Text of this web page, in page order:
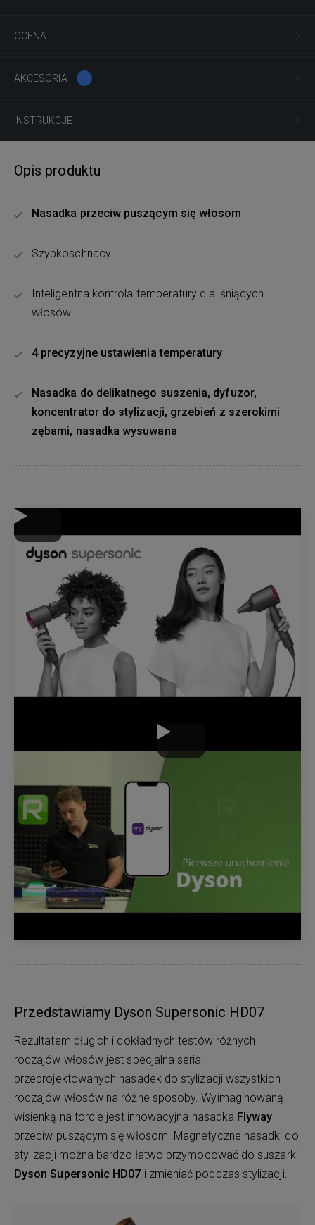
OCENA
AKCESORIA 1
INSTRUKCJE
Opis produktu
Nasadka przeciw puszącym się włosom
Szybkoschnacy
Inteligentna kontrola temperatury dla lśniących
włosów
4 precyzyjne ustawienia temperatury
Nasadka do delikatnego suszenia, dyfuzor,
koncentrator do stylizacji, grzebień z szerokimi
zębami, nasadka wysuwana
Przedstawiamy Dyson Supersonic HD07
Rezultatem długich i dokładnych testów różnych
rodzajów włosów jest specjalna seria
przeprojektowanych nasadek do stylizacji wszystkich
rodzajów włosów na różne sposoby. Wyimaginowaną
wisienką na torcie jest innowacyjna nasadka Flyway
przeciw puszącym się włosom. Magnetyczne nasadki do
stylizacji można bardzo łatwo przymocować do suszarki
Dyson Supersonic HD07 i zmieniać podczas stylizacji.